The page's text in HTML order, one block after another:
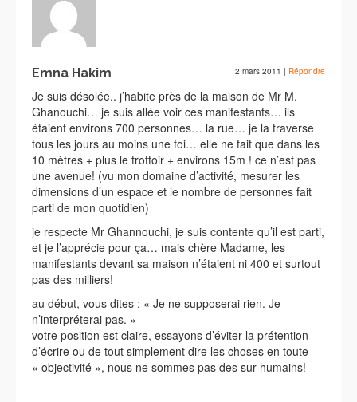
Emna Hakim 2 mars 2011 | Répondre
Je suis désolée.. j’habite près de la maison de Mr M.
Ghanouchi… je suis allée voir ces manifestants… ils
étaient environs 700 personnes… la rue… je la traverse
tous les jours au moins une foi… elle ne fait que dans les
10 mètres + plus le trottoir + environs 15m ! ce n’est pas
une avenue! (vu mon domaine d’activité, mesurer les
dimensions d’un espace et le nombre de personnes fait
parti de mon quotidien)
je respecte Mr Ghannouchi, je suis contente qu’il est parti,
et je l’apprécie pour ça… mais chère Madame, les
manifestants devant sa maison n’étaient ni 400 et surtout
pas des milliers!
au début, vous dites : « Je ne supposerai rien. Je
n’interpréterai pas. »
votre position est claire, essayons d’éviter la prétention
d’écrire ou de tout simplement dire les choses en toute
« objectivité », nous ne sommes pas des sur-humains!